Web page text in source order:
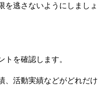
を逃さないようにしましょ
を確認します。
、活動実績などがどれだけ